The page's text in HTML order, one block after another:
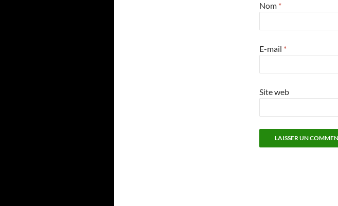
Nom *
E-mail *
Site web